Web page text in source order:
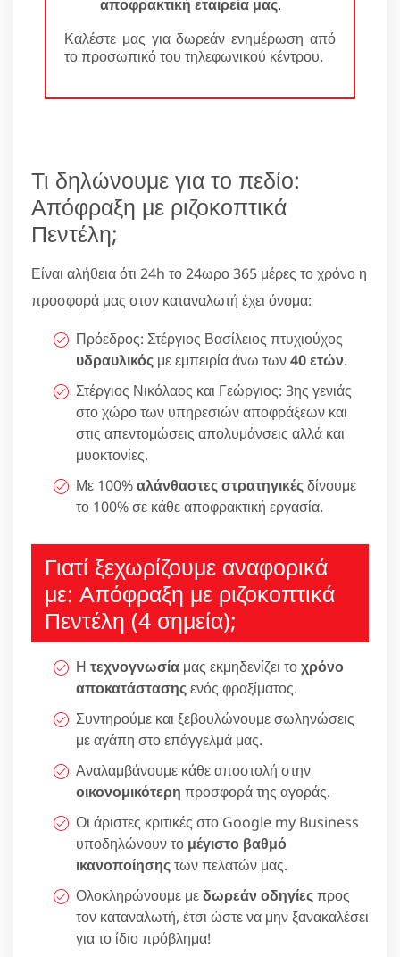
αποφρακτική εταιρεία μας.
Καλέστε μας για δωρεάν ενημέρωση από
το προσωπικό του τηλεφωνικού κέντρου.
Τι δηλώνουμε για το πεδίο:
Απόφραξη με ριζοκοπτικά
Πεντέλη;
Είναι αλήθεια ότι 24h το 24ωρο 365 μέρες το χρόνο η
προσφορά μας στον καταναλωτή έχει όνομα:
Πρόεδρος: Στέργιος Βασίλειος πτυχιούχος
υδραυλικός με εμπειρία άνω των40 ετών.
Στέργιος Νικόλαος και Γεώργιος: 3ης γενιάς
στο χώρο των υπηρεσιών αποφράξεων και
στις απεντομώσεις απολυμάνσεις αλλά και
μυοκτονίες.
Με 100%αλάνθαστες στρατηγικέςδίνουμε
το 100% σε κάθε αποφρακτική εργασία.
Γιατί ξεχωρίζουμε αναφορικά
με: Απόφραξη με ριζοκοπτικά
Πεντέλη (4 σημεία);
Η τεχνογνωσία μας εκμηδενίζει τοχρόνο
αποκατάστασηςενός φραξίματος.
Συντηρούμε και ξεβουλώνουμε σωληνώσεις
με αγάπη στο επάγγελμά μας.
Αναλαμβάνουμε κάθε αποστολή στην
οικονομικότερη προσφορά της αγοράς.
Οι άριστες κριτικές στο Google my Business
υποδηλώνουν το μέγιστο βαθμό
ικανοποίησηςτων πελατών μας.
Ολοκληρώνουμε μεδωρεάν οδηγίεςπρος
τον καταναλωτή, έτσι ώστε να μην ξανακαλέσει
για το ίδιο πρόβλημα!